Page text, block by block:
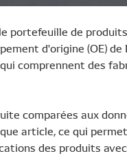
portefeuille de
d'origine (OE) de
comprennent des
comparées aux
article, ce qui
des produits